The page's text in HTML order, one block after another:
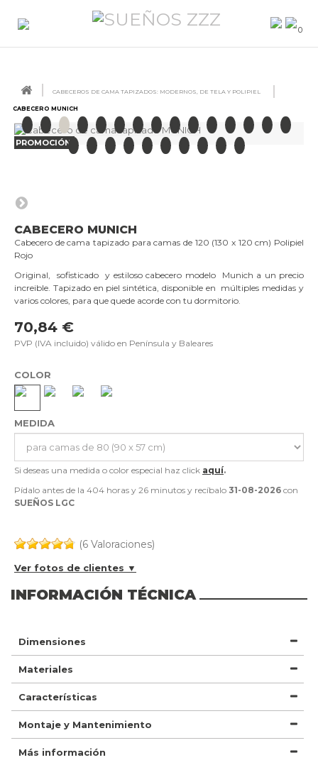
CABECEROS DE CAMA TAPIZADOS: MODERNOS, DE TELA Y POLIPIEL
CABECERO MUNICH
PROMOCIÓN
CABECERO MUNICH
Cabecero de cama tapizado para camas de 120 (130 x 120 cm) Polipiel
Rojo
Original, sofisticado y estiloso cabecero modelo Munich a un precio
increible. Tapizado en piel sintética, disponible en múltiples medidas y
varios colores, para que quede acorde con tu dormitorio.
70,84 €
PVP (IVA incluido) válido en Península y Baleares
COLOR
MEDIDA
Si deseas una medida o color especial haz click aquí.
Pídalo antes de la 404 horas y 26 minutos y recíbalo 31-08-2026 con
SUEÑOS LGC
(6 Valoraciones)
Ver fotos de clientes ▼
INFORMACIÓN TÉCNICA
Dimensiones
Materiales
Características
Montaje y Mantenimiento
Más información
0